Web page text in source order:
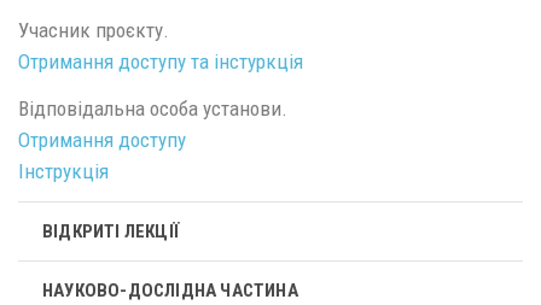
Учасник проєкту.
Отримання доступу та інстуркція
Відповідальна особа установи.
Отримання доступу
Інструкція
ВІДКРИТІ ЛЕКЦІЇ
НАУКОВО-ДОСЛІДНА ЧАСТИНА